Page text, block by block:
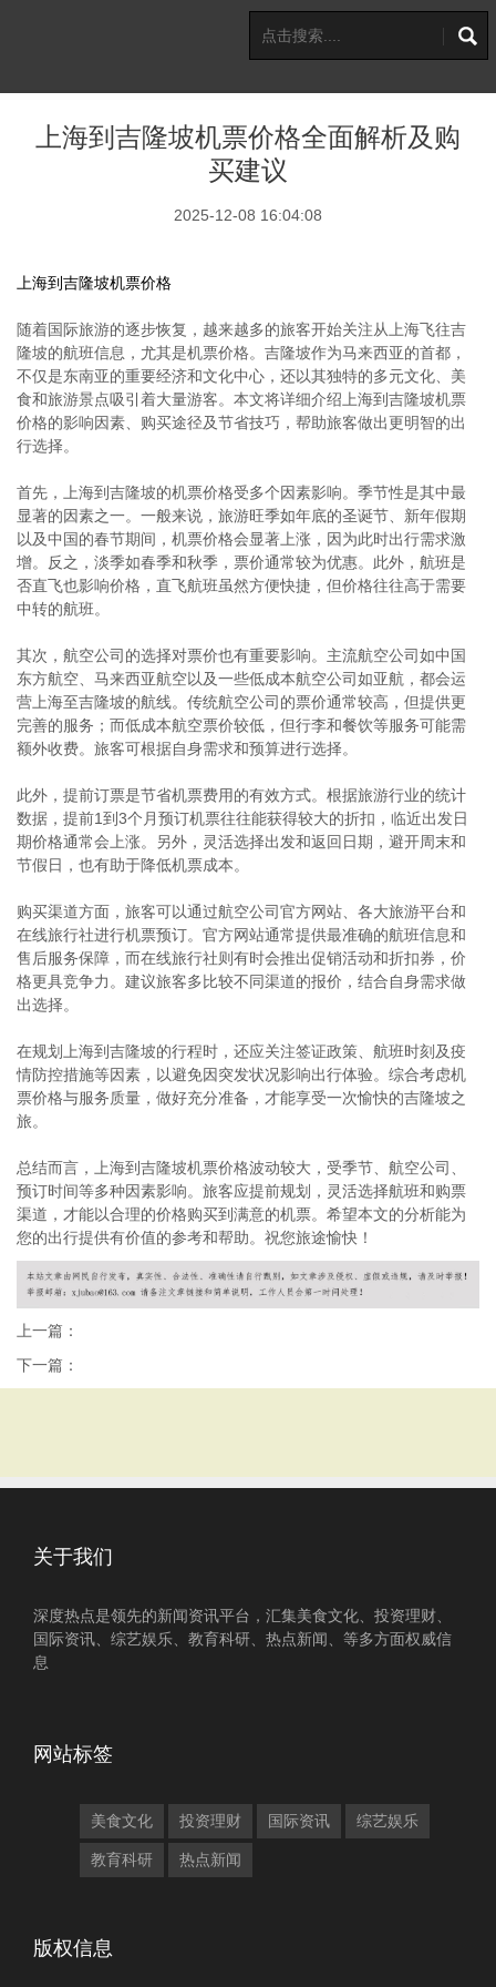
上海到吉隆坡机票价格全面解析及购
买建议
2025-12-08 16:04:08
上海到吉隆坡机票价格
随着国际旅游的逐步恢复，越来越多的旅客开始关注从上海飞往吉
隆坡的航班信息，尤其是机票价格。吉隆坡作为马来西亚的首都，
不仅是东南亚的重要经济和文化中心，还以其独特的多元文化、美
食和旅游景点吸引着大量游客。本文将详细介绍上海到吉隆坡机票
价格的影响因素、购买途径及节省技巧，帮助旅客做出更明智的出
行选择。
首先，上海到吉隆坡的机票价格受多个因素影响。季节性是其中最
显著的因素之一。一般来说，旅游旺季如年底的圣诞节、新年假期
以及中国的春节期间，机票价格会显著上涨，因为此时出行需求激
增。反之，淡季如春季和秋季，票价通常较为优惠。此外，航班是
否直飞也影响价格，直飞航班虽然方便快捷，但价格往往高于需要
中转的航班。
其次，航空公司的选择对票价也有重要影响。主流航空公司如中国
东方航空、马来西亚航空以及一些低成本航空公司如亚航，都会运
营上海至吉隆坡的航线。传统航空公司的票价通常较高，但提供更
完善的服务；而低成本航空票价较低，但行李和餐饮等服务可能需
额外收费。旅客可根据自身需求和预算进行选择。
此外，提前订票是节省机票费用的有效方式。根据旅游行业的统计
数据，提前1到3个月预订机票往往能获得较大的折扣，临近出发日
期价格通常会上涨。另外，灵活选择出发和返回日期，避开周末和
节假日，也有助于降低机票成本。
购买渠道方面，旅客可以通过航空公司官方网站、各大旅游平台和
在线旅行社进行机票预订。官方网站通常提供最准确的航班信息和
售后服务保障，而在线旅行社则有时会推出促销活动和折扣券，价
格更具竞争力。建议旅客多比较不同渠道的报价，结合自身需求做
出选择。
在规划上海到吉隆坡的行程时，还应关注签证政策、航班时刻及疫
情防控措施等因素，以避免因突发状况影响出行体验。综合考虑机
票价格与服务质量，做好充分准备，才能享受一次愉快的吉隆坡之
旅。
总结而言，上海到吉隆坡机票价格波动较大，受季节、航空公司、
预订时间等多种因素影响。旅客应提前规划，灵活选择航班和购票
渠道，才能以合理的价格购买到满意的机票。希望本文的分析能为
您的出行提供有价值的参考和帮助。祝您旅途愉快！
上一篇：
下一篇：
关于我们
深度热点是领先的新闻资讯平台，汇集美食文化、投资理财、
国际资讯、综艺娱乐、教育科研、热点新闻、等多方面权威信
息
网站标签
美食文化 投资理财 国际资讯 综艺娱乐
教育科研 热点新闻
版权信息